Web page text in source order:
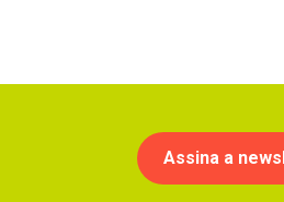
Assina a